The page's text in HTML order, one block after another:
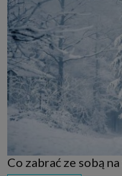
Co zabrać ze sobą